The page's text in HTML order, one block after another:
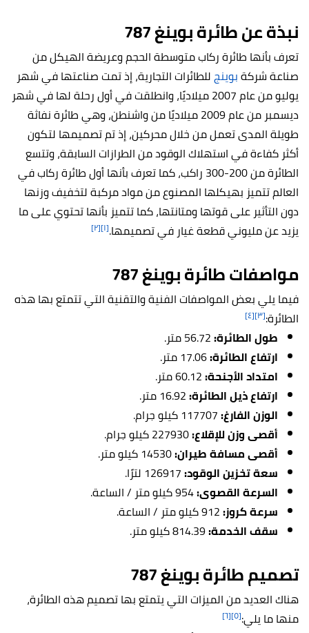
نبذة عن طائرة بوينغ 787
تعرف بأنها طائرة ركاب متوسطة الحجم وعريضة الهيكل من
صناعة شركةبوينجللطائرات التجارية، إذ تمت صناعتها في شهر
يوليو من عام 2007 ميلاديًا، وانطلقت في أول رحلة لها في شهر
ديسمبر من عام 2009 ميلاديًا من واشنطن، وهي طائرة نفاثة
طويلة المدى تعمل من خلال محركين، إذ تم تصميمها لتكون
أكثر كفاءة في استهلاك الوقود من الطرازات السابقة، وتتسع
الطائرة من 200-300 راكب، كما تعرف بأنها أول طائرة ركاب في
العالم تتميز بهيكلها المصنوع من مواد مركبة لتخفيف وزنها
دون التأثير على قوتها ومتانتها، كما تتميز بأنها تحتوي على ما
يزيد عن مليوني قطعة غيار في تصميمها.[١] [٢]
مواصفات طائرة بوينغ 787
فيما يلي بعض المواصفات الفنية والتقنية التي تتمتع بها هذه
الطائرة:[٣] [٤]
طول الطائرة:
ارتفاع الطائرة:
امتداد الأجنحة:
ارتفاع ذيل الطائرة:
الوزن الفارغ:
أقصى وزن للإقلاع:
أقصى مسافة طيران:
سعة تخزين الوقود:
السرعة القصوى:
سرعة كروز:
سقف الخدمة:
تصميم طائرة بوينغ 787
هناك العديد من الميزات التي يتمتع بها تصميم هذه الطائرة،
منها ما يلي:[٥] [٦]